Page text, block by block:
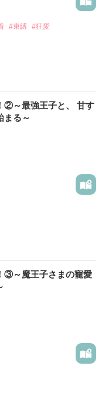
んて一度もねぇよ」
ねぇか？」
活／
ないようにしっかり
ます☆
者様と一緒に作り上
えています。
楽しんでいただけた
。
彼女に、
守る」
トーリー】
#束縛 #狂愛
②～最強王子と、 甘す
まる～
っております※
③～魔王子さまの寵愛